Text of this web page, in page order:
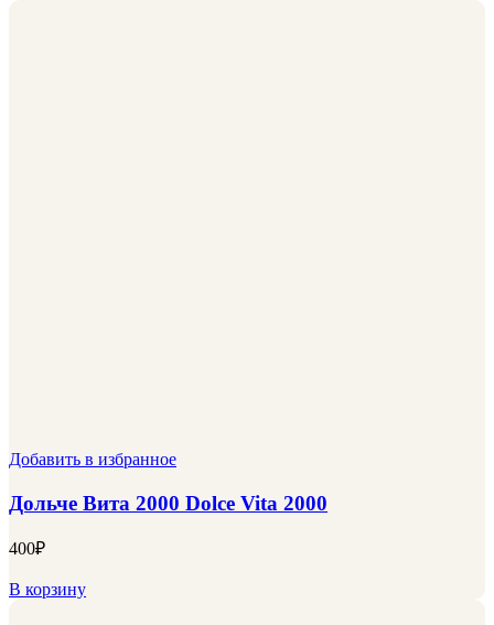
Добавить в избранное
Дольче Вита 2000 Dolce Vita 2000
400₽
В корзину